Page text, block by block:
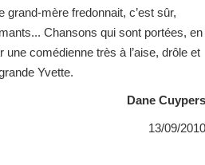
mère fredonnait, c’est sûr,
Chansons qui sont portées, en
comédienne très à l’aise, drôle et
Yvette.
Dane Cuypers
13/09/2010